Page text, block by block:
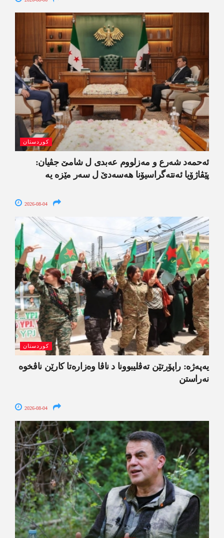
کوردستان
ئەحمەد شەرع و مەزلووم عەبدی ل شامێ جڤیان:
پێڤاژۆیا ئەنتەگراسیۆنا ھەسەدێ ل سەر مێزە یە
2026-08-04
کوردستان
یەپەژە: راپۆرتێن تەڤلیبوونا د ناڤا وەزارەتا کارێن ناڤخوە
نەراستن
2026-08-04